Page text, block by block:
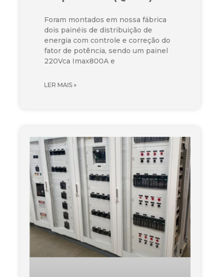
Foram montados em nossa fábrica
dois painéis de distribuição de
energia com controle e correção do
fator de potência, sendo um painel
220Vca Imax800A e
LER MAIS »